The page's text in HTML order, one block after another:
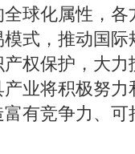
球化属性，
式，推动国
权保护，大
业将积极努
有竞争力、